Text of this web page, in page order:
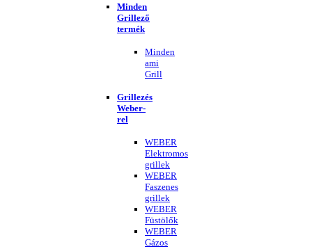
Minden
Grillező
termék
Minden
ami
Grill
Grillezés
Weber-
rel
WEBER
Elektromos
grillek
WEBER
Faszenes
grillek
WEBER
Füstölők
WEBER
Gázos